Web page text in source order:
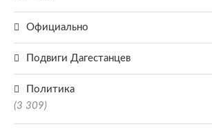
Официально
Подвиги Дагестанцев
Политика
(3 309)